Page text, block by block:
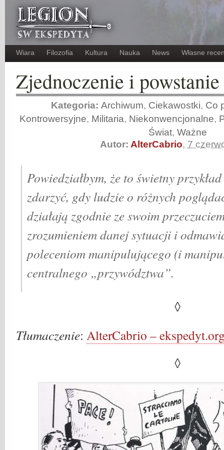
Wiara Filozofia Kultura Nauka News Własne
Zjednoczenie i powstanie
Kategoria:Archiwum, Ciekawostki, Co
Kontrowersyjne, Militaria, Niekonwencjonalne,
Świat,Ważne
Autor: AlterCabrio, 7
Powiedziałbym, że to świetny
zdarzyć, gdy ludzie o różnych
działają zgodnie ze swoim
zrozumieniem danej sytuacji i
poleceniom manipulującego (i
centralnego „przywództwa”.
◊
Tłumaczenie: AlterCabrio –
◊